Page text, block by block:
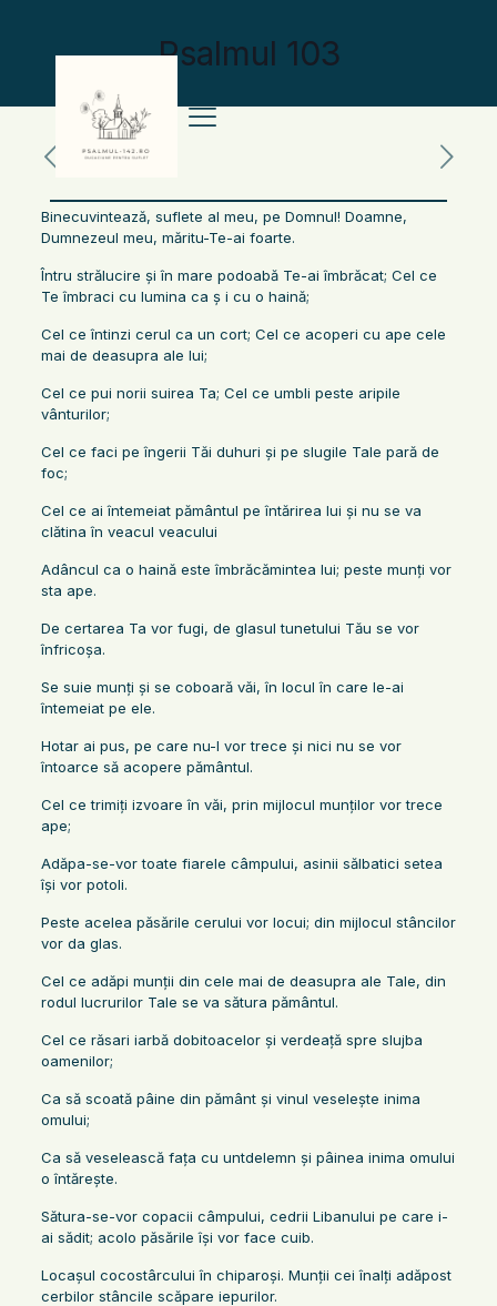
Psalmul 103
Binecuvintează, suflete al meu, pe Domnul! Doamne,
Dumnezeul meu, măritu-Te-ai foarte.
Întru strălucire şi în mare podoabă Te-ai îmbrăcat; Cel ce
Te îmbraci cu lumina ca ş i cu o haină;
Cel ce întinzi cerul ca un cort; Cel ce acoperi cu ape cele
mai de deasupra ale lui;
Cel ce pui norii suirea Ta; Cel ce umbli peste aripile
vânturilor;
Cel ce faci pe îngerii Tăi duhuri şi pe slugile Tale pară de
foc;
Cel ce ai întemeiat pământul pe întărirea lui şi nu se va
clătina în veacul veacului
Adâncul ca o haină este îmbrăcămintea lui; peste munţi vor
sta ape.
De certarea Ta vor fugi, de glasul tunetului Tău se vor
înfricoşa.
Se suie munţi şi se coboară văi, în locul în care le-ai
întemeiat pe ele.
Hotar ai pus, pe care nu-l vor trece şi nici nu se vor
întoarce să acopere pământul.
Cel ce trimiţi izvoare în văi, prin mijlocul munţilor vor trece
ape;
Adăpa-se-vor toate fiarele câmpului, asinii sălbatici setea
îşi vor potoli.
Peste acelea păsările cerului vor locui; din mijlocul stâncilor
vor da glas.
Cel ce adăpi munţii din cele mai de deasupra ale Tale, din
rodul lucrurilor Tale se va sătura pământul.
Cel ce răsari iarbă dobitoacelor şi verdeaţă spre slujba
oamenilor;
Ca să scoată pâine din pământ şi vinul veseleşte inima
omului;
Ca să veselească faţa cu untdelemn şi pâinea inima omului
o întăreşte.
Sătura-se-vor copacii câmpului, cedrii Libanului pe care i-
ai sădit; acolo păsările îşi vor face cuib.
Locaşul cocostârcului în chiparoşi. Munţii cei înalţi adăpost
cerbilor stâncile scăpare iepurilor.